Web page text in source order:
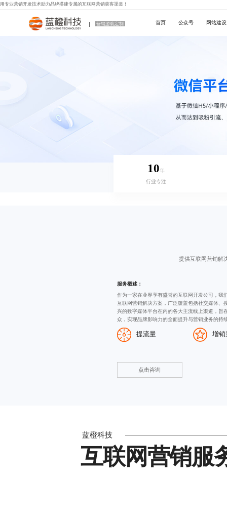
用专业营销开发技术助力品牌搭建专属的互联网营销获客渠道！
营销游戏定制 首页 公众号 网站建设
10年
行业专注
提供互联网营销解
服务概述：
作为一家在业界享有盛誉的互联网开发公司
，我
互联网营销解决方案，广泛覆盖包括社交媒体、
兴的数字媒体平台在内的各大主流线上渠道，旨
众，实现品牌影响力的全面提升与营销业务的持
提流量 增销
点击咨询
蓝橙科技
互联网营销服